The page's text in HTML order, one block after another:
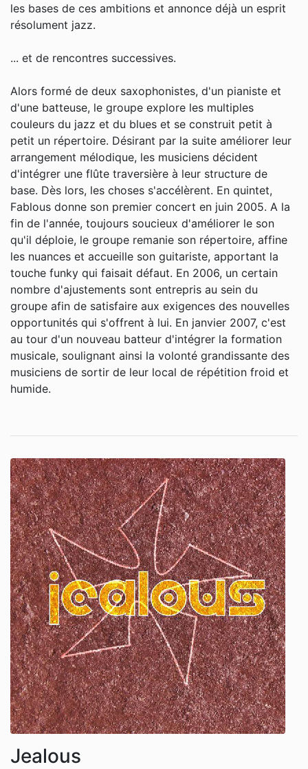
les bases de ces ambitions et annonce déjà un esprit
résolument jazz.
... et de rencontres successives.
Alors formé de deux saxophonistes, d'un pianiste et
d'une batteuse, le groupe explore les multiples
couleurs du jazz et du blues et se construit petit à
petit un répertoire. Désirant par la suite améliorer leur
arrangement mélodique, les musiciens décident
d'intégrer une flûte traversière à leur structure de
base. Dès lors, les choses s'accélèrent. En quintet,
Fablous donne son premier concert en juin 2005. A la
fin de l'année, toujours soucieux d'améliorer le son
qu'il déploie, le groupe remanie son répertoire, affine
les nuances et accueille son guitariste, apportant la
touche funky qui faisait défaut. En 2006, un certain
nombre d'ajustements sont entrepris au sein du
groupe afin de satisfaire aux exigences des nouvelles
opportunités qui s'offrent à lui. En janvier 2007, c'est
au tour d'un nouveau batteur d'intégrer la formation
musicale, soulignant ainsi la volonté grandissante des
musiciens de sortir de leur local de répétition froid et
humide.
Jealous